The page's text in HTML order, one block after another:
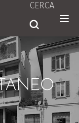
CERCA